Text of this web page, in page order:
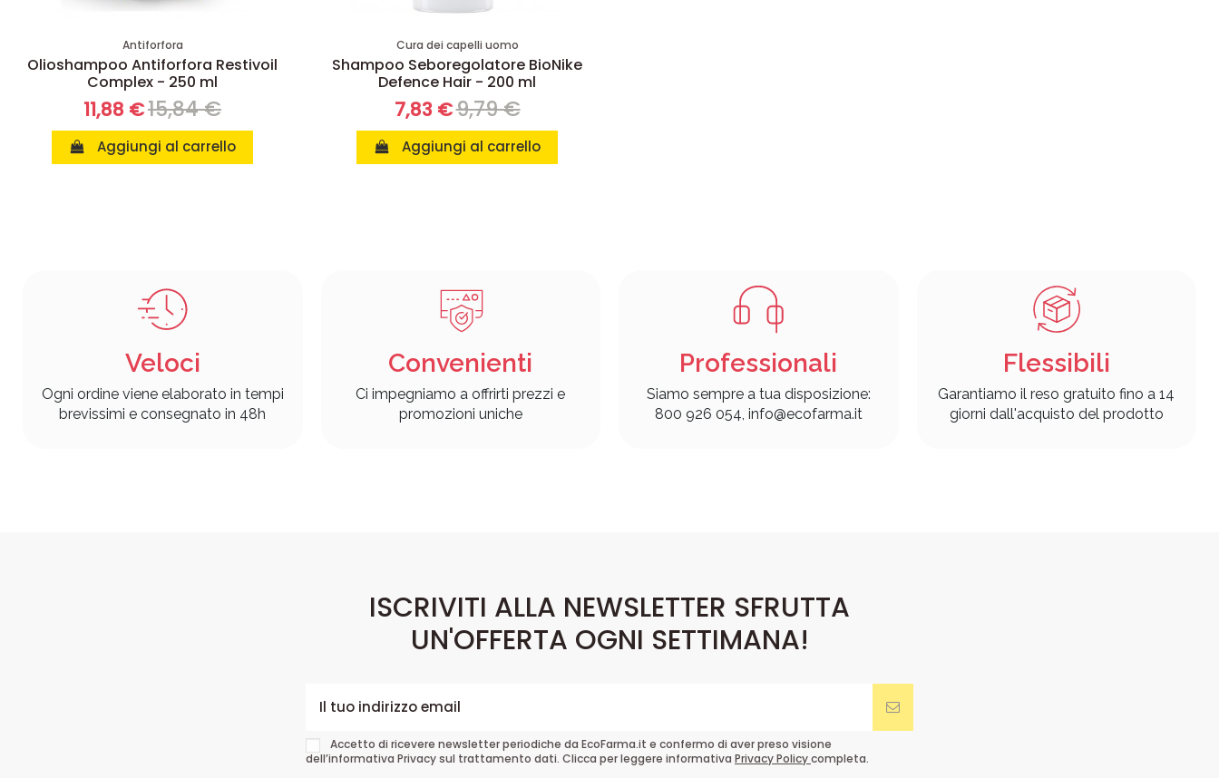
Antiforfora
Olioshampoo Antiforfora Restivoil
Complex - 250 ml
11,88 €15,84 €
Aggiungi al carrello
Cura dei capelli uomo
Shampoo Seboregolatore BioNike
Defence Hair - 200 ml
7,83 €9,79 €
Aggiungi al carrello
Veloci
Ogni ordine viene elaborato in tempi
brevissimi e consegnato in 48h
Convenienti
Ci impegniamo a offrirti prezzi e
promozioni uniche
Professionali
Siamo sempre a tua disposizione:
800 926 054, info@ecofarma.it
Flessibili
Garantiamo il reso gratuito fino a 14
giorni dall'acquisto del prodotto
ISCRIVITI ALLA NEWSLETTER SFRUTTA
UN'OFFERTA OGNI SETTIMANA!
Accetto di ricevere newsletter periodiche da EcoFarma.it e confermo di aver preso visione
dell’informativa Privacy sul trattamento dati. Clicca per leggere informativa Privacy Policycompleta.